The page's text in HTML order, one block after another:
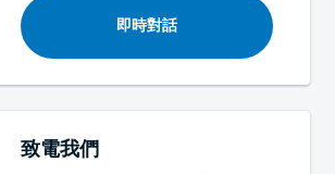
即時對話
致電我們